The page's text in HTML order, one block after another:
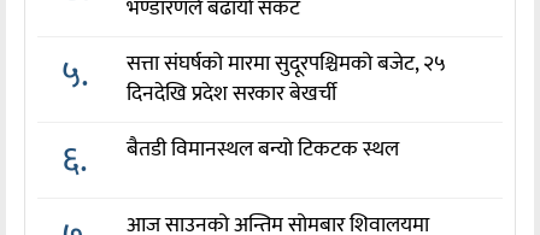
भण्डारणले बढायो संकट
५.
सत्ता संघर्षको मारमा सुदूरपश्चिमको बजेट, २५
दिनदेखि प्रदेश सरकार बेखर्ची
६. बैतडी विमानस्थल बन्यो टिकटक स्थल
आज साउनको अन्तिम सोमबार शिवालयमा